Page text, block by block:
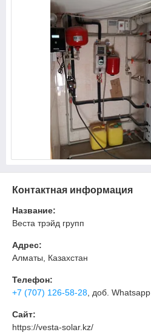
Контактная информация
Название:
Веста трэйд групп
Адрес:
Алматы, Казахстан
Телефон:
+7 (707) 126-58-28 , доб. Whatsapp
Сайт:
https://vesta-solar.kz/